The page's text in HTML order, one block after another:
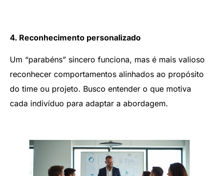
4. Reconhecimento personalizado
Um “parabéns” sincero funciona, mas é mais valioso
reconhecer comportamentos alinhados ao propósito
do time ou projeto. Busco entender o que motiva
cada indivíduo para adaptar a abordagem.